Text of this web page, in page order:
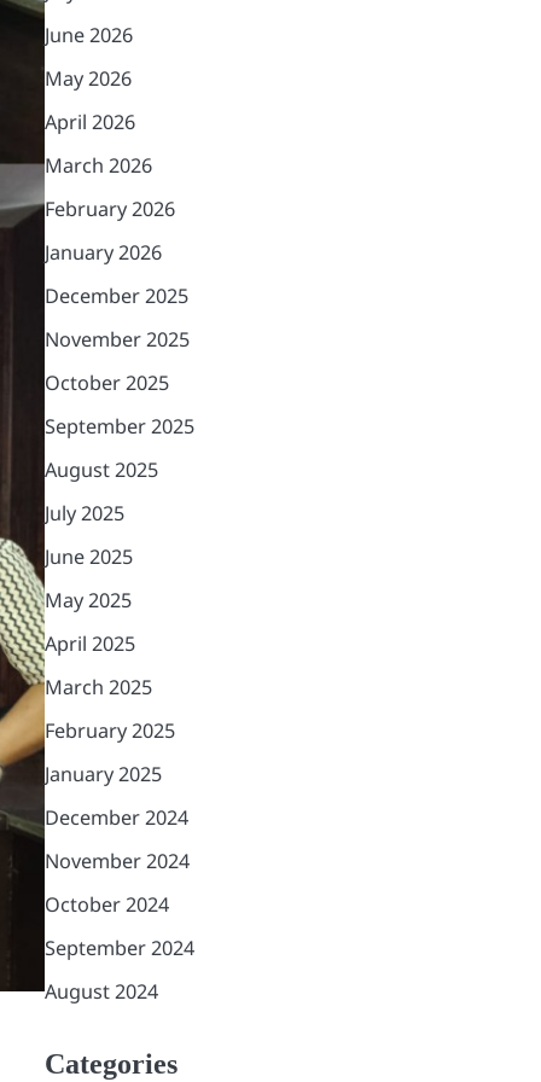
June 2026
May 2026
April 2026
March 2026
February 2026
January 2026
December 2025
November 2025
October 2025
September 2025
August 2025
July 2025
June 2025
May 2025
April 2025
March 2025
February 2025
January 2025
December 2024
November 2024
October 2024
September 2024
August 2024
Categories